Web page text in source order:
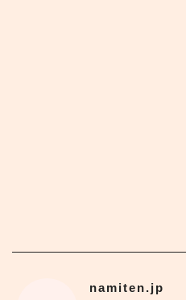
namiten.jp